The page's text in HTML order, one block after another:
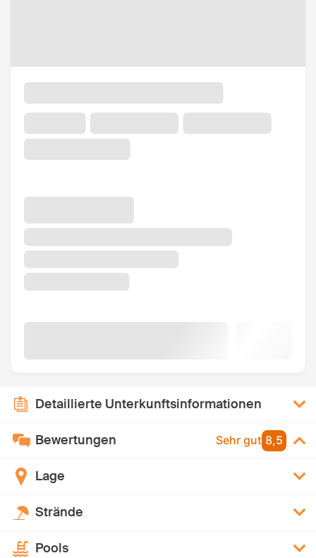
Detaillierte Unterkunftsinformationen
Bewertungen Sehr gut 8,5
Lage
Strände
Pools